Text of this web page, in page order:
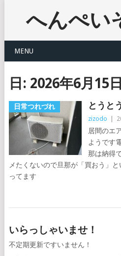
へんぺい
MENU
日: 2026年6月15日
日常つれづれ とうと
zizodo
居間のエ
ようです
那は納得
メたくないので旦那が「買おう」
ってます
いらっしゃいませ！
不定期更新ですいません！